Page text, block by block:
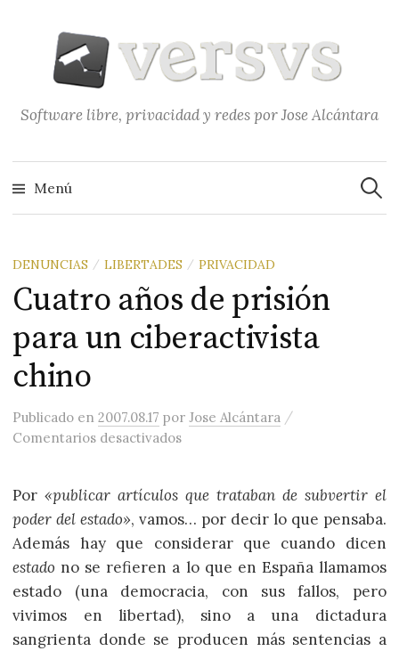
contenido
Software libre, privacidad y redes por Jose Alcántara
Menú
DENUNCIAS / LIBERTADES / PRIVACIDAD
Cuatro años de prisión
para un ciberactivista
chino
Publicado en2007.08.17 porJose Alcántara /
Comentarios desactivadosen Cuatro años de prisión para
Por«publicar artículos que trataban de subvertir el
poder del estado», vamos… por decir lo que pensaba.
Además hay que considerar que cuando dicen
estado no se refieren a lo que en España llamamos
estado (una democracia, con sus fallos, pero
vivimos en libertad), sino a una dictadura
sangrienta donde se producen más sentencias a